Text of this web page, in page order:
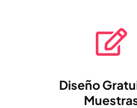
Diseño